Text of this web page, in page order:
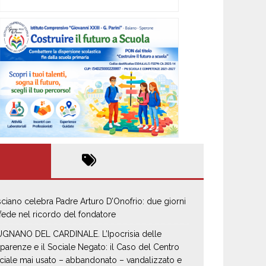
celebra Padre Arturo D’Onofrio: due giorni
nel ricordo del fondatore
DEL CARDINALE. L’Ipocrisia delle
e il Sociale Negato: il Caso del Centro
mai usato – abbandonato – vandalizzato e